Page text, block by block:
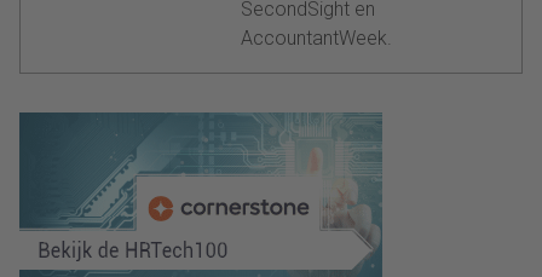
SecondSight en
AccountantWeek.